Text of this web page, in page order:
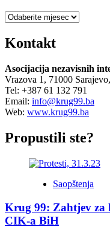
Arhiva
Kontakt
Asocijacija nezavisnih
Vrazova 1, 71000
Tel: +387 61 132 791
Email: info@krug99.ba
Web: www.krug99.ba
Propustili ste?
Saopštenja
Krug 99: Zahtjev
CIK-a BiH